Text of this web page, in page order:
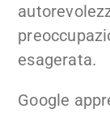
esagerata.
Google